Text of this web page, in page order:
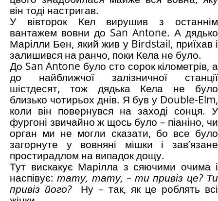
він тоді настригав.
У вівторок Кел вирушив з останнім
вантажем вовни до San Antone. А дядько
Марілли Бен, який жив у Birdstail, приїхав і
залишився на ранчо, поки Кела не було.
До San Antone було сто сорок кілометрів, а
до найближчої залізничної станції
шістдесят, тож дядька Кела не було
близько чотирьох днів. Я був у Double-Elm,
коли він повернувся на заході сонця. У
фургоні звичайно ж щось було – піаніно, чи
орган ми не могли сказати, бо все було
загорнуте у вовняні мішки і зав’язане
простирадлом на випадок дощу.
Тут вискакує Марілла з сяючими очима і
наспівує:тату, тату, – ти привіз це? Ти
привіз його?
Ну – так, як це роблять всі